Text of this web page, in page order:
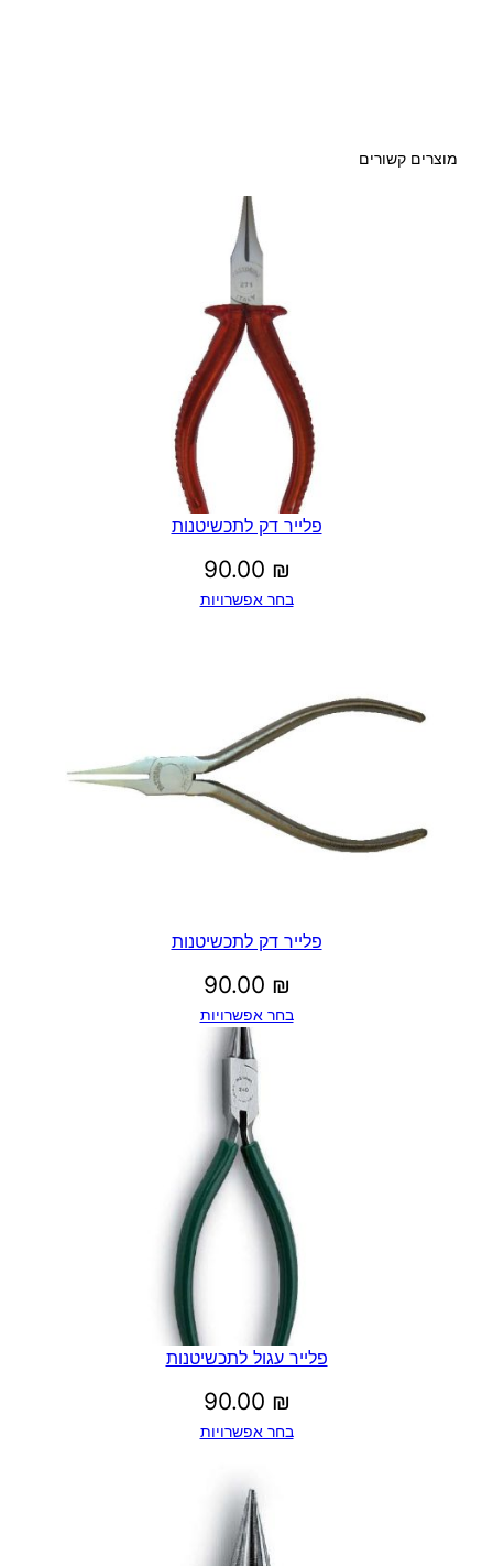
מוצרים קשורים
פלייר דק לתכשיטנות
90.00 ₪
בחר אפשרויות
פלייר דק לתכשיטנות
90.00 ₪
בחר אפשרויות
פלייר עגול לתכשיטנות
90.00 ₪
בחר אפשרויות